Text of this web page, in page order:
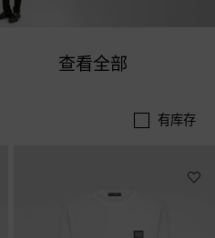
查看全部
有库存